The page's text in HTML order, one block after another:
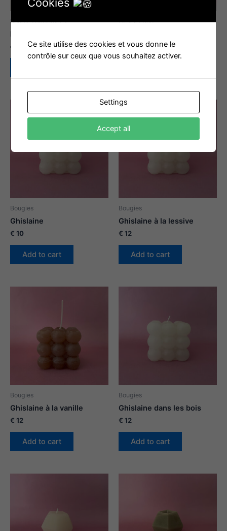
bougies parfumées
Fernand selection
€
La sélection
€25
Bougies
Ghislaine
€ 10
Add to cart
Bougies
Ghislaine à la lessive
€ 12
Add to cart
Bougies
Ghislaine à la vanille
€ 12
Add to cart
Bougies
Ghislaine dans les bois
€ 12
Add to cart
Cookies
Ce site utilise des cookies et vous donne le
contrôle sur ceux que vous souhaitez activer.
Settings
Accept all